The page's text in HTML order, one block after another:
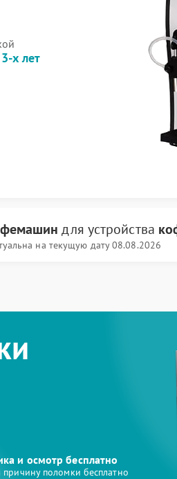
х лет
для устройства
на текущую дату 08.08.2026
и осмотр бесплатно
поломки бесплатно